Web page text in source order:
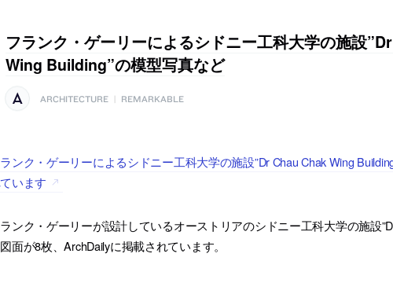
フランク・ゲーリーによるシドニー工科大学の施設
Wing Building”の模型写真など
ARCHITECTURE | REMARKABLE
ンク・ゲーリーによるシドニー工科大学の施設”Dr Chau Chak Wing
います
ンク・ゲーリーが設計しているオーストリアのシドニー工科大学の施設
面が8枚、ArchDailyに掲載されています。